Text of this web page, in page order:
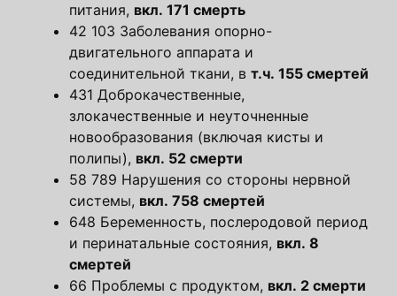
питания, вкл. 171 смерть
42 103 Заболевания опорно-
двигательного аппарата и
соединительной ткани, в т.ч. 155 смертей
431 Доброкачественные,
злокачественные и неуточненные
новообразования (включая кисты и
полипы), вкл. 52 смерти
58 789 Нарушения со стороны нервной
системы, вкл. 758 смертей
648 Беременность, послеродовой период
и перинатальные состояния, вкл. 8
смертей
66 Проблемы с продуктом, вкл. 2 смерти